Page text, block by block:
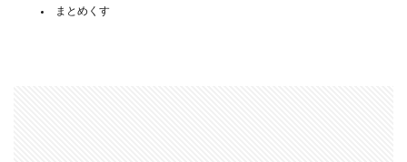
まとめくす